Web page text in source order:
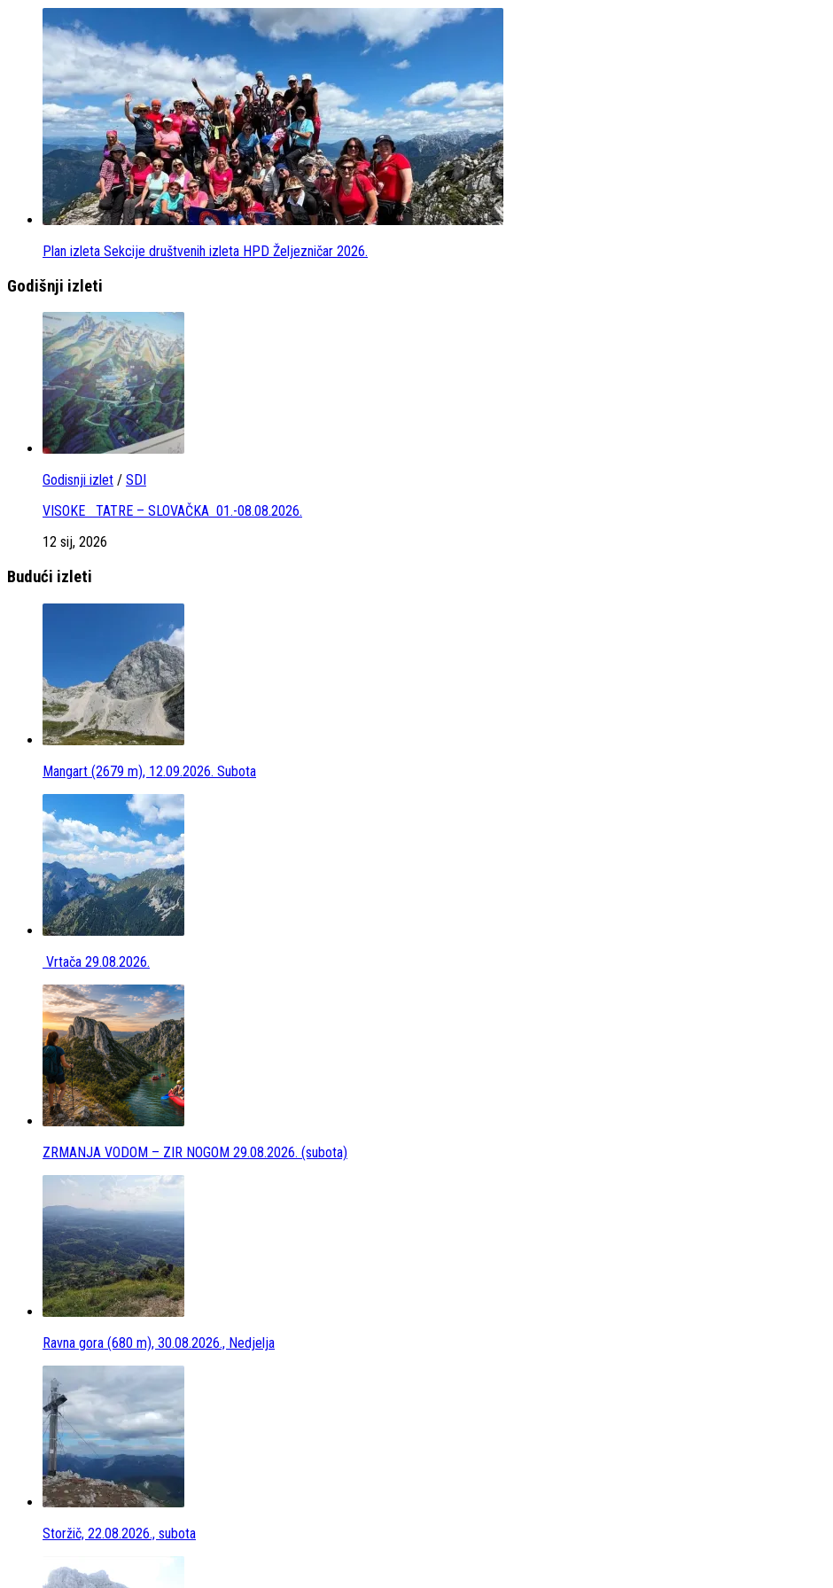
Plan izleta Sekcije društvenih izleta HPD Željezničar 2026.
Godišnji izleti
Godisnji izlet / SDI
VISOKE TATRE – SLOVAČKA 01.-08.08.2026.
12 sij, 2026
Budući izleti
Mangart (2679 m), 12.09.2026. Subota
Vrtača 29.08.2026.
ZRMANJA VODOM – ZIR NOGOM 29.08.2026. (subota)
Ravna gora (680 m), 30.08.2026., Nedjelja
Storžič, 22.08.2026., subota